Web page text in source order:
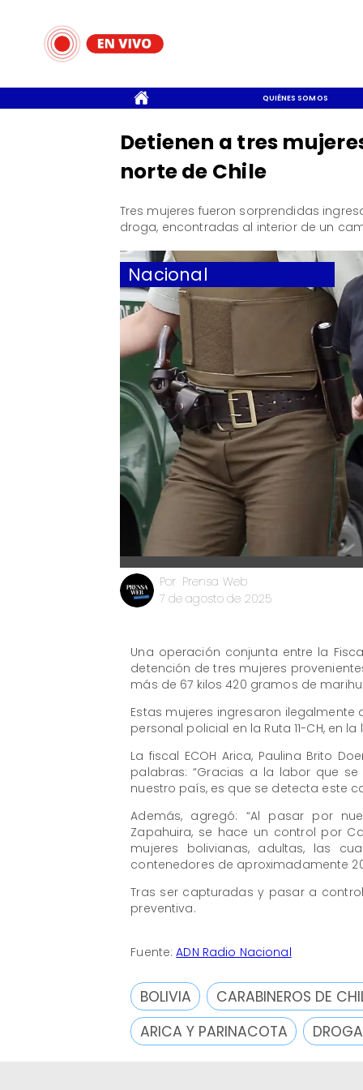
QUIÉNES SOMOS
Nacional
Prensa Web
Por
7 de agosto de 2025
Detienen a tres
norte de Chile
Tres mujeres fueron sorprendidas
droga, encontradas al interior de un
Una operación conjunta entre la
detención de tres mujeres
más de 67 kilos 420 gramos de
Estas mujeres ingresaron
personal policial en la Ruta 11-CH, en
La fiscal ECOH Arica, Paulina Brito
palabras: “Gracias a la labor que
nuestro país, es que se detecta este
Además, agregó: “Al pasar por
Zapahuira, se hace un control por
mujeres bolivianas, adultas, las
contenedores de aproximadamente
Tras ser capturadas y pasar a
preventiva.
Fuente:ADN Radio Nacional
BOLIVIA CARABINEROS DE
ARICA Y PARINACOTA